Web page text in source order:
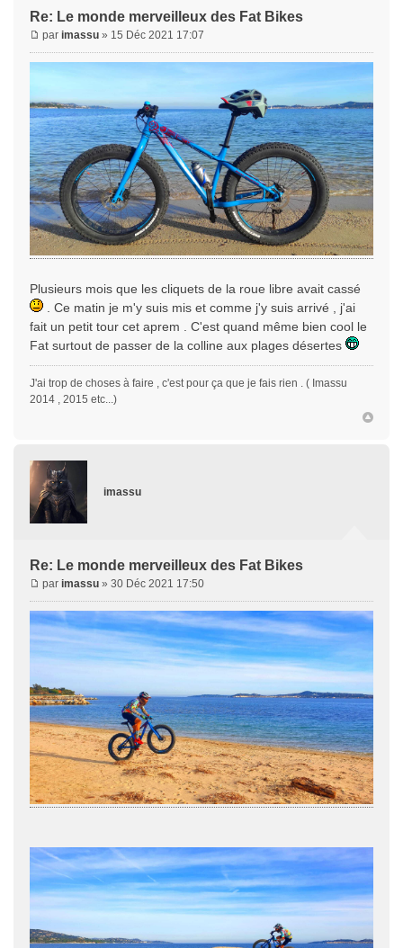
Re: Le monde merveilleux des Fat Bikes
par imassu » 15 Déc 2021 17:07
Plusieurs mois que les cliquets de la roue libre avait cassé
. Ce matin je m'y suis mis et comme j'y suis arrivé , j'ai
fait un petit tour cet aprem . C'est quand même bien cool le
Fat surtout de passer de la colline aux plages désertes
J'ai trop de choses à faire , c'est pour ça que je fais rien . ( Imassu
2014 , 2015 etc...)
imassu
Re: Le monde merveilleux des Fat Bikes
par imassu » 30 Déc 2021 17:50